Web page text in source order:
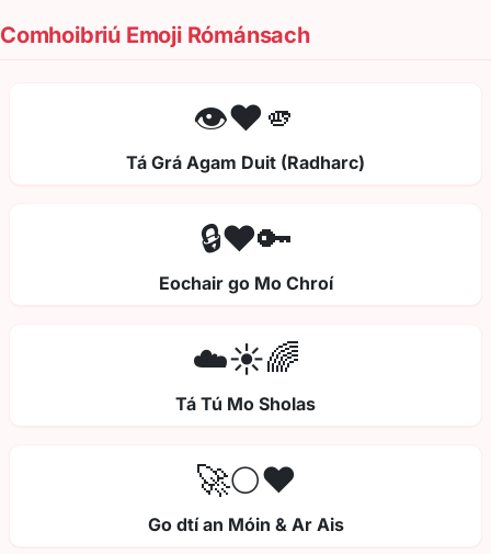
Comhoibriú Emoji Rómánsach
👁️❤️🫵
Tá Grá Agam Duit (Radharc)
🔒❤️🔑
Eochair go Mo Chroí
☁️☀️🌈
Tá Tú Mo Sholas
🚀🌕❤️
Go dtí an Móin & Ar Ais